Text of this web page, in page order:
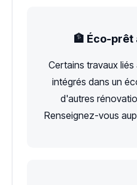
🏦 Éco-prêt
Certains travaux
intégrés dans un
d'autres
Renseignez-vous